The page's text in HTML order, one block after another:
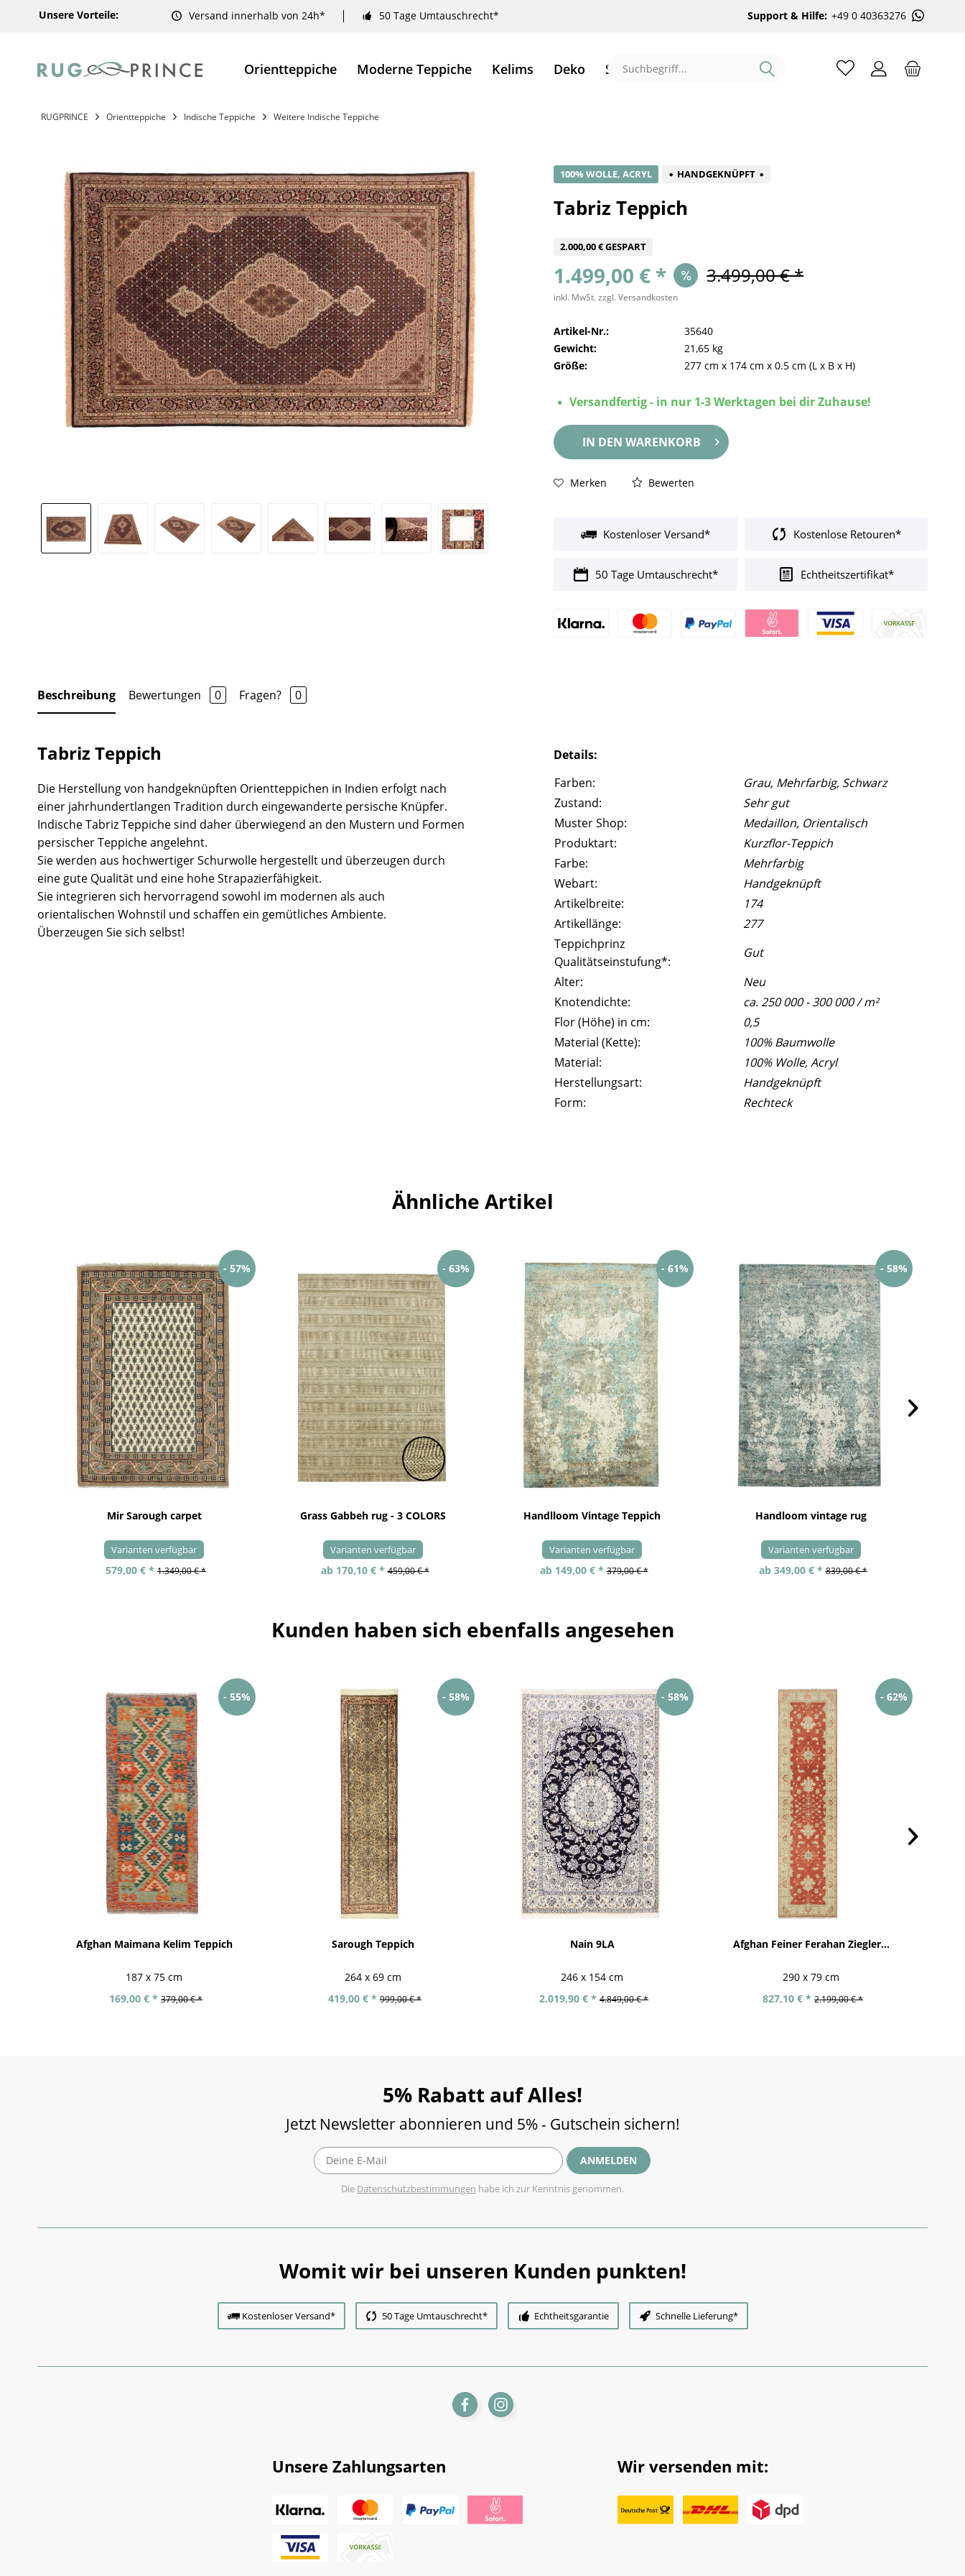
Unsere Vorteile: Versand innerhalb von 24h* 50 Tage Umtauschrecht* Support & Hilfe: +49 0 40363276
Orientteppiche Moderne Teppiche Kelims Deko Sale %
RUGPRINCE Orientteppiche Indische Teppiche Weitere Indische Teppiche
100% WOLLE, ACRYL HANDGEKNÜPFT
Tabriz Teppich
2.000,00 € GESPART
1.499,00 € * 3.499,00 € *
inkl. MwSt.zzgl. Versandkosten
Artikel-Nr.:
35640
Gewicht:
21,65 kg
Größe:
277 cm x 174 cm x0.5 cm (L x B x H)
Versandfertig - in nur 1-3 Werktagen bei dir Zuhause!
IN DEN WARENKORB
Merken Bewerten
Kostenloser Versand* Kostenlose Retouren*
50 Tage Umtauschrecht* Echtheitszertifikat*
Beschreibung Bewertungen 0 Fragen? 0
Tabriz Teppich
Die Herstellung von handgeknüpften Orientteppichen in Indien erfolgt nach
einer jahrhundertlangen Tradition durch eingewanderte persische Knüpfer.
Indische Tabriz Teppiche sind daher überwiegend an den Mustern und Formen
persischer Teppiche angelehnt.
Sie werden aus hochwertiger Schurwolle hergestellt und überzeugen durch
eine gute Qualität und eine hohe Strapazierfähigkeit.
Sie integrieren sich hervorragend sowohl im modernen als auch
orientalischen Wohnstil und schaffen ein gemütliches Ambiente.
Überzeugen Sie sich selbst!
Details:
Farben:
Grau, Mehrfarbig, Schwarz
Zustand:
Sehr gut
Muster Shop:
Medaillon, Orientalisch
Produktart:
Kurzflor-Teppich
Farbe:
Mehrfarbig
Webart:
Handgeknüpft
Artikelbreite:
174
Artikellänge:
277
Teppichprinz
Qualitätseinstufung*:
Gut
Alter:
Neu
Knotendichte:
ca. 250 000 - 300 000 / m²
Flor (Höhe) in cm:
0,5
Material (Kette):
100% Baumwolle
Material:
100% Wolle, Acryl
Herstellungsart:
Handgeknüpft
Form:
Rechteck
Ähnliche Artikel
- 57%
Mir Sarough carpet
Varianten verfügbar
579,00 € * 1.349,00 € *
- 63%
Grass Gabbeh rug - 3 COLORS
Varianten verfügbar
ab 170,10 € * 459,00 € *
- 61%
Handlloom Vintage Teppich
Varianten verfügbar
ab 149,00 € * 379,00 € *
- 58%
Handloom vintage rug
Varianten verfügbar
ab 349,00 € * 839,00 € *
Kunden haben sich ebenfalls angesehen
- 55%
Afghan Maimana Kelim Teppich
187 x 75 cm
169,00 € * 379,00 € *
- 58%
Sarough Teppich
264 x 69 cm
419,00 € * 999,00 € *
- 58%
Nain 9LA
246 x 154 cm
2.019,90 € * 4.849,00 € *
- 62%
Afghan Feiner Ferahan Ziegler...
290 x 79 cm
827,10 € * 2.199,00 € *
5% Rabatt auf Alles!
Jetzt Newsletter abonnieren und 5% - Gutschein sichern!
ANMELDEN
Die Datenschutzbestimmungen habe ich zur Kenntnis genommen.
Womit wir bei unseren Kunden punkten!
Kostenloser Versand* 50 Tage Umtauschrecht* Echtheitsgarantie Schnelle Lieferung*
Unsere Zahlungsarten Wir versenden mit: